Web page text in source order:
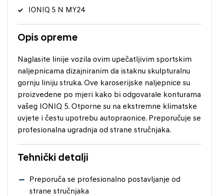
IONIQ 5 N MY24
Opis opreme
Naglasite linije vozila ovim upečatljivim sportskim
naljepnicama dizajniranim da istaknu skulpturalnu
gornju liniju struka. Ove karoserijske naljepnice su
proizvedene po mjeri kako bi odgovarale konturama
vašeg IONIQ 5. Otporne su na ekstremne klimatske
uvjete i čestu upotrebu autopraonice. Preporučuje se
profesionalna ugradnja od strane stručnjaka.
Tehnički detalji
Preporuča se profesionalno postavljanje od
strane stručnjaka